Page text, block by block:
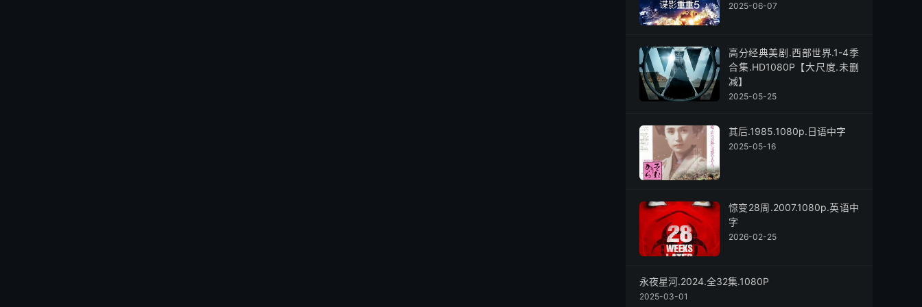
2025-06-07
高分经典美剧.西部世界.1-4季
合集.HD1080P【大尺度.未删
减】
2025-05-25
其后.1985.1080p.日语中字
2025-05-16
惊变28周.2007.1080p.英语中
字
2026-02-25
永夜星河.2024.全32集.1080P
2025-03-01